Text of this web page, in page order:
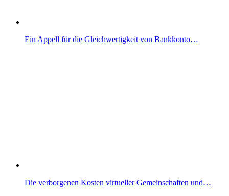
Ein Appell für die Gleichwertigkeit von Bankkonto…
Die verborgenen Kosten virtueller Gemeinschaften und…